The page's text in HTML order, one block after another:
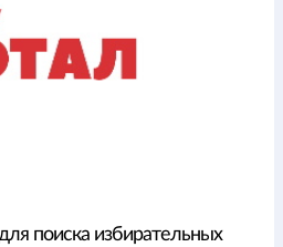
поиска избирательных